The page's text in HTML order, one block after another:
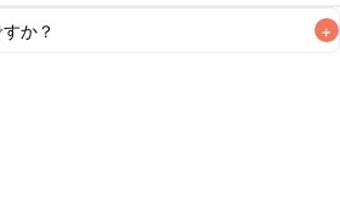
か？ +
が目安です。なるべくお早めにお召